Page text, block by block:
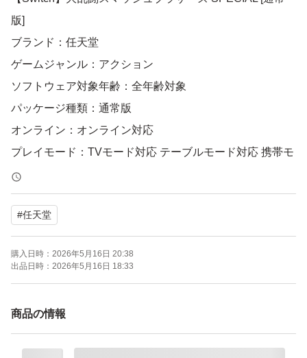
版]
ブランド：任天堂
ゲームジャンル：アクション
ソフトウェア対象年齢：全年齢対象
パッケージ種類：通常版
オンライン：オンライン対応
プレイモード：TVモード対応 テーブルモード対応 携帯モ
ード対応
amiibo対応：amiibo対応
携帯モードプレイ人数：1.0 人
動作確認済み
ソフトのみ
値下げは考えておりません
#任天堂
購入日時： 2026年5月16日 20:38
出品日時： 2026年5月16日 18:33
商品の情報